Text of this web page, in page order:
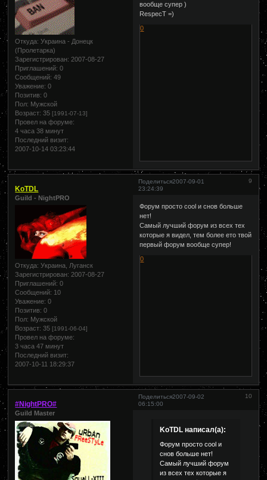
Откуда: Украина - Донецк
(Пролетарка)
Зарегистрирован: 2007-08-27
Приглашений: 0
Сообщений: 49
Уважение: 0
Позитив: 0
Пол: Мужской
Возраст: 35[1991-07-13]
Провел на форуме:
4 часа 38 минут
Последний визит:
2007-10-14 03:23:44
вообще супер )
RespecT =)
0
Поделиться 9
2007-09-01
23:24:39
KoTDL
Guild - NightPRO
Откуда: Украина, Луганск
Зарегистрирован: 2007-08-27
Приглашений: 0
Сообщений: 10
Уважение: 0
Позитив: 0
Пол: Мужской
Возраст: 35[1991-06-04]
Провел на форуме:
3 часа 47 минут
Последний визит:
2007-10-11 18:29:37
Форум просто cool и снов больше
нет!
Самый лучший форум из всех тех
которые я видел, тем более ето твой
первый форум вообще супер!
0
Поделиться 10
2007-09-02
06:15:00
#NightPRO#
Guild Master
KoTDL написал(а):
Форум просто cool и
снов больше нет!
Самый лучший форум
из всех тех которые я